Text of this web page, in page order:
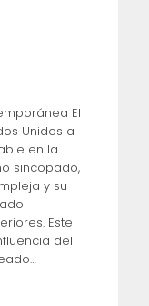
El
Unidos a
en la
sincopado,
y su
Este
del